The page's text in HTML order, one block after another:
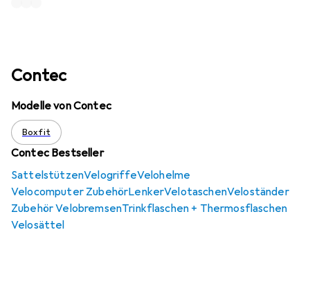
Contec
Modelle von Contec
Boxfit
Contec Bestseller
SattelstützenVelogriffeVelohelme
Velocomputer ZubehörLenkerVelotaschenVeloständer
Zubehör VelobremsenTrinkflaschen + Thermosflaschen
Velosättel